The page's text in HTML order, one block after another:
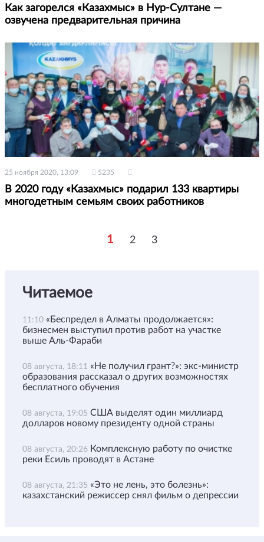
Как загорелся «Казахмыс» в Нур-Султане —
озвучена предварительная причина
25 ноября 2020, 13:09 5235
В 2020 году «Казахмыс» подарил 133 квартиры
многодетным семьям своих работников
1 2 3
Читаемое
11:10 «Беспредел в Алматы продолжается»:
бизнесмен выступил против работ на участке
выше Аль-Фараби
08 августа, 18:11 «Не получил грант?»: экс-министр
образования рассказал о других возможностях
бесплатного обучения
08 августа, 19:05 США выделят один миллиард
долларов новому президенту одной страны
08 августа, 20:26 Комплексную работу по очистке
реки Есиль проводят в Астане
08 августа, 21:35 «Это не лень, это болезнь»:
казахстанский режиссер снял фильм о депрессии